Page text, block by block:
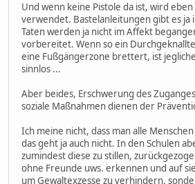
Und wenn keine Pistole da ist, wird
verwendet. Bastelanleitungen gibt es ja
Taten werden ja nicht im Affekt
vorbereitet. Wenn so ein
eine Fußgängerzone brettert, ist
sinnlos ...
Aber beides, Erschwerung des
soziale Maßnahmen dienen der
Ich meine nicht, dass man alle
das geht ja auch nicht. In den Schulen
zumindest diese zu stillen,
ohne Freunde uws. erkennen und auf
um Gewaltexzesse zu verhindern,